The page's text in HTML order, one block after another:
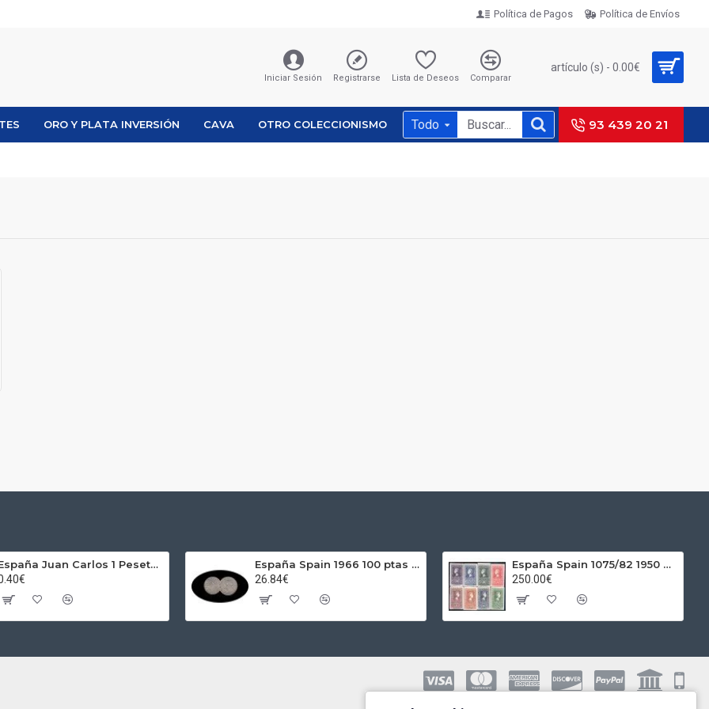
Política de Pagos Política de Envíos
Iniciar Sesión Registrarse Lista de Deseos Comparar
artículo (s) - 0.00€
ORO Y PLATA INVERSIÓN CAVA OTRO COLECCIONISMO Todo 93 439 20 21
España Juan Carlos 1 Peseta JC 1989 Madrid ND
España Spain 1966 100 ptas Franco Plata Ag
26.84€
España Spain 1075/82 1950 Centenario del sello MNH
250.00€